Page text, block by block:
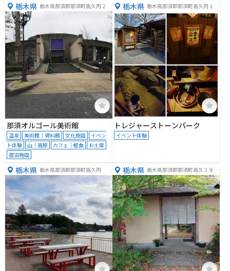
栃木県 栃木県那須郡那須町高久丙２７
那須オルゴール美術館
温泉 美術館｜資料館 文化施設
イベン
ト体験
山｜高原 カフェ｜軽食
お土産
宿泊施設
栃木県 栃木県那須郡那須町高久丙１２
３
トレジャーストーンパーク
イベント体験
栃木県 栃木県那須郡那須町高久丙 栃木県 栃木県那須郡那須町高久３９８
６−５４